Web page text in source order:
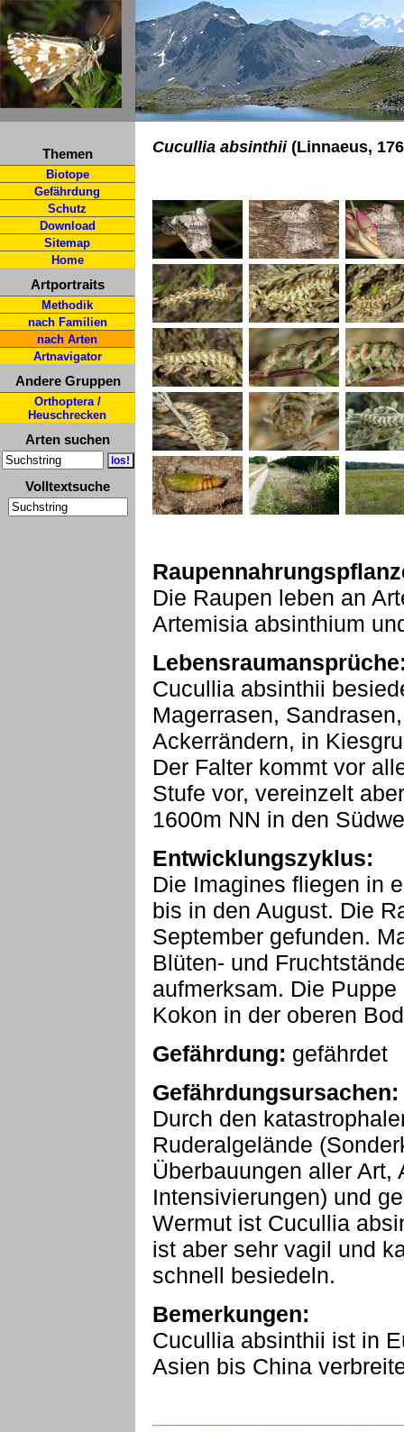
Themen
Biotope
Gefährdung
Schutz
Download
Sitemap
Home
Artportraits
Methodik
nach Familien
nach Arten
Artnavigator
Andere Gruppen
Orthoptera /
Heuschrecken
Arten suchen
Volltextsuche
Cucullia absinthii(Linnaeus,
Die Raupen leben an
Artemisia absinthium
Cucullia absinthii
Magerrasen,
Ackerrändern, in
Der Falter kommt vor
Stufe vor, vereinzelt
1600m NN in den
Entwicklungszyklus:
Die Imagines fliegen in
bis in den August. Die
September gefunden.
Blüten- und
aufmerksam. Die
Kokon in der oberen
Gefährdung: gefährdet
Gefährdungsursachen:
Durch den
Ruderalgelände
Überbauungen aller Art,
Intensivierungen) und
Wermut ist Cucullia
ist aber sehr vagil und
schnell besiedeln.
Bemerkungen:
Cucullia absinthii ist in
Asien bis China